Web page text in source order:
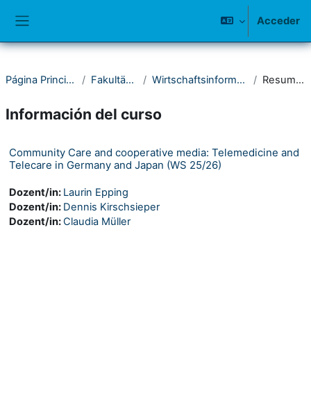
Acceder
Página Principal Fakultät III Wirtschaftsinformatik Resumen
Información del curso
Community Care and cooperative media: Telemedicine and
Telecare in Germany and Japan (WS 25/26)
Dozent/in: Laurin Epping
Dozent/in: Dennis Kirschsieper
Dozent/in:Claudia Müller